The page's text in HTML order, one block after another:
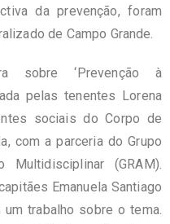
da prevenção, foram
de Campo Grande.
sobre ‘Prevenção à
pelas tenentes Lorena
sociais do Corpo de
com a parceria do Grupo
(GRAM).
Emanuela Santiago
trabalho sobre o tema.